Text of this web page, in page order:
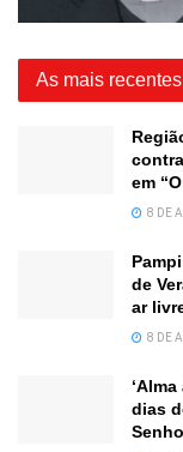
As mais recentes
em
8 DE
de
ar
8 DE
dias